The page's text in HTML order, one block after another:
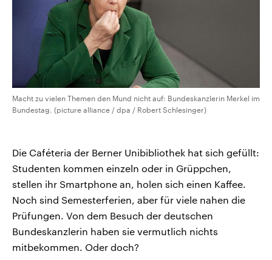
Macht zu vielen Themen den Mund nicht auf: Bundeskanzlerin Merkel im
Bundestag. (picture alliance / dpa / Robert Schlesinger)
Die Caféteria der Berner Unibibliothek hat sich gefüllt:
Studenten kommen einzeln oder in Grüppchen,
stellen ihr Smartphone an, holen sich einen Kaffee.
Noch sind Semesterferien, aber für viele nahen die
Prüfungen. Von dem Besuch der deutschen
Bundeskanzlerin haben sie vermutlich nichts
mitbekommen. Oder doch?